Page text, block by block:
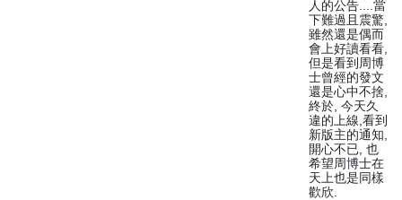
人的公告....當
下難過且震驚,
雖然還是偶而
會上好讀看看,
但是看到周博
士曾經的發文
還是心中不捨,
終於, 今天久
違的上線,看到
新版主的通知,
開心不已, 也
希望周博士在
天上也是同樣
歡欣.